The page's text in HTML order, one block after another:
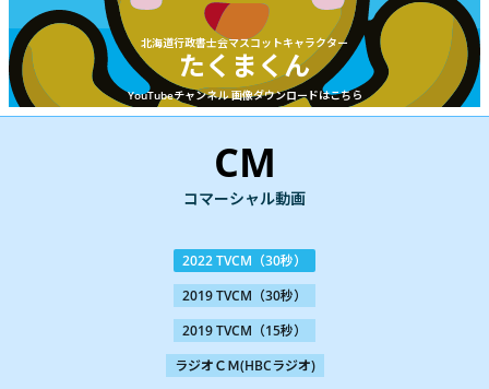
北海道行政書士会マスコットキャラクター
たくまくん
YouTubeチャンネル 画像ダウンロードはこちら
CM
コマーシャル動画
2022 TVCM（30秒）
2019 TVCM（30秒）
2019 TVCM（15秒）
ラジオＣＭ(HBCラジオ)